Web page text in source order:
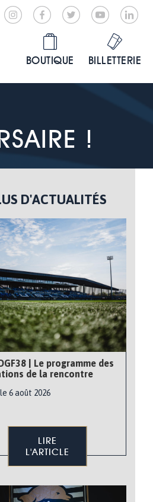
BOUTIQUE BILLETTERIE
!
D'ACTUALITÉS
| Le programme des
de la rencontre
6 août 2026
LIRE
L'ARTICLE